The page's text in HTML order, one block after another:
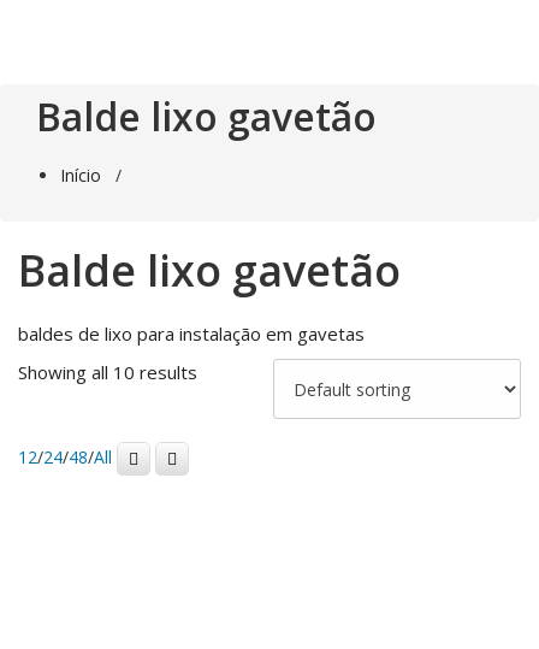
Balde lixo gavetão
Início /
Balde lixo gavetão
baldes de lixo para instalação em gavetas
Showing all 10 results
12/24/48/All